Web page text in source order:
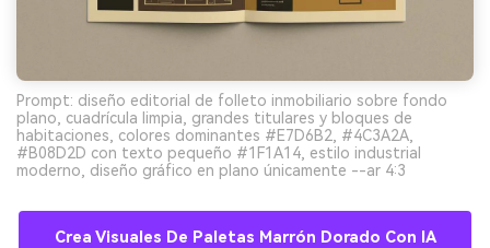
Prompt: diseño editorial de folleto inmobiliario sobre fondo
plano, cuadrícula limpia, grandes titulares y bloques de
habitaciones, colores dominantes #E7D6B2, #4C3A2A,
#B08D2D con texto pequeño #1F1A14, estilo industrial
moderno, diseño gráfico en plano únicamente --ar 4:3
Crea Visuales De Paletas Marrón Dorado Con IA